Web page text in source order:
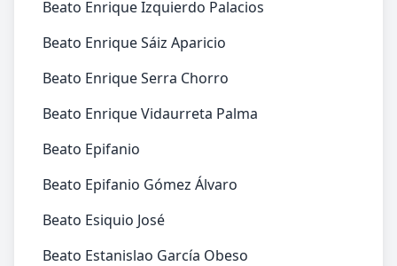
Beato Enrique Izquierdo Palacios
Beato Enrique Sáiz Aparicio
Beato Enrique Serra Chorro
Beato Enrique Vidaurreta Palma
Beato Epifanio
Beato Epifanio Gómez Álvaro
Beato Esiquio José
Beato Estanislao García Obeso